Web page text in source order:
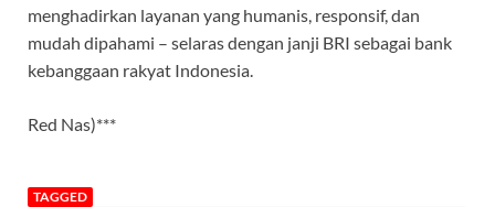
menghadirkan layanan yang humanis, responsif, dan
mudah dipahami – selaras dengan janji BRI sebagai bank
kebanggaan rakyat Indonesia.
Red Nas)***
TAGGED